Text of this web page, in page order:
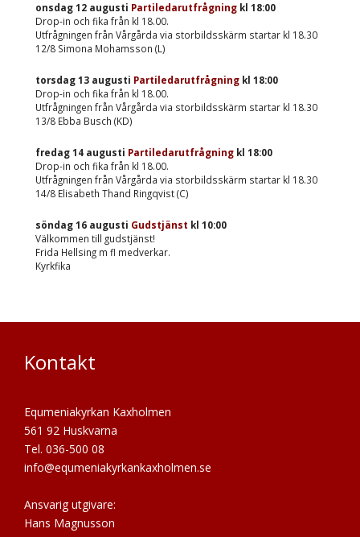
onsdag 12 augusti Partiledarutfrågning kl 18:00
Drop-in och fika från kl 18.00.
Utfrågningen från Vårgårda via storbildsskärm startar kl 18.30
12/8 Simona Mohamsson (L)
torsdag 13 augusti Partiledarutfrågning kl 18:00
Drop-in och fika från kl 18.00.
Utfrågningen från Vårgårda via storbildsskärm startar kl 18.30
13/8 Ebba Busch (KD)
fredag 14 augusti Partiledarutfrågning kl 18:00
Drop-in och fika från kl 18.00.
Utfrågningen från Vårgårda via storbildsskärm startar kl 18.30
14/8 Elisabeth Thand Ringqvist (C)
söndag 16 augusti Gudstjänst kl 10:00
Välkommen till gudstjänst!
Frida Hellsing m fl medverkar.
Kyrkfika
Kontakt
Equmeniakyrkan Kaxholmen
561 92 Huskvarna
Tel. 036-500 08
info@equmeniakyrkankaxholmen.se
Ansvarig utgivare:
Hans Magnusson